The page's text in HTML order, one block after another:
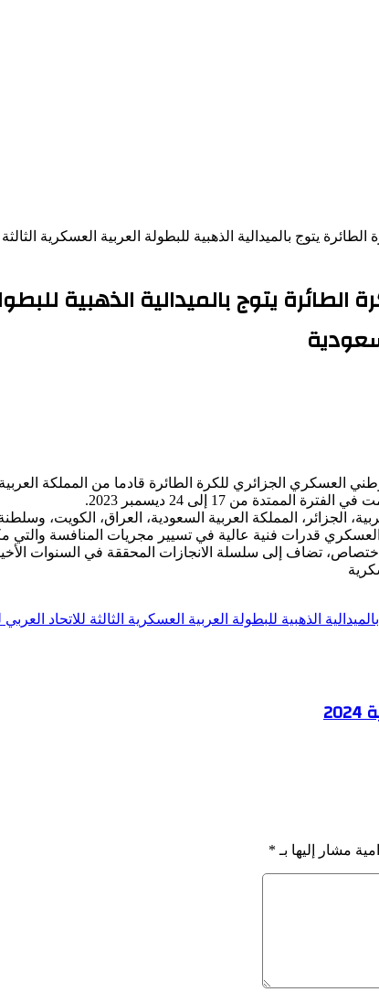
يتوج بالميدالية الذهبية للبطولة العربية العسكرية
يتوج بالميدالية الذهبية
العسكري الجزائري للكرة الطائرة قادما من المملكة العربية
من 17 إلى 24 ديسمبر 2023.
المملكة العربية السعودية، العراق، الكويت،
قدرات فنية عالية في تسيير مجريات المنافسة والتي
تضاف إلى سلسلة الانجازات المحققة في السنوات
الذهبية للبطولة العربية العسكرية الثالثة للاتحاد
مشار إليها بـ *